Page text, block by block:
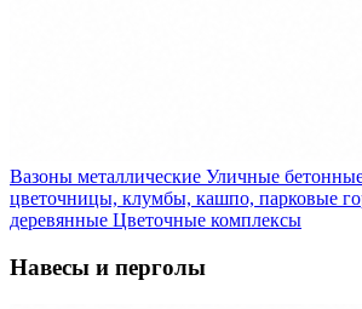
Вазоны металлические Уличные
цветочницы, клумбы, кашпо, парковые
деревянные Цветочные комплексы
Навесы и перголы